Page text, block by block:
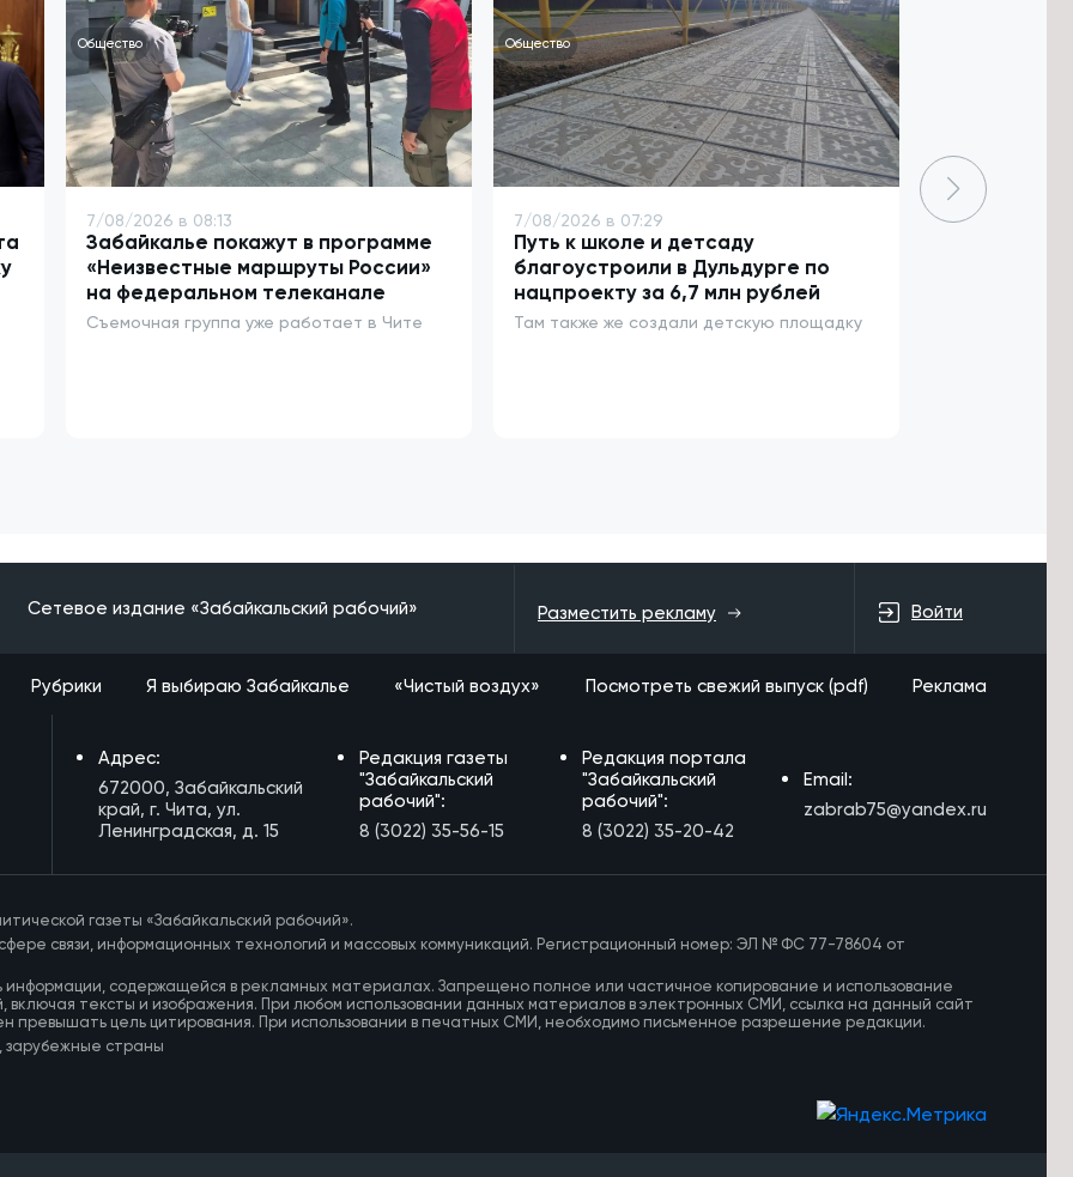
Общество
7/08/2026 в 08:13
Забайкалье покажут в программе
«Неизвестные маршруты России»
на федеральном телеканале
Съемочная группа уже работает в Чите
Общество
7/08/2026 в 07:29
Путь к школе и детсаду
благоустроили в Дульдурге по
нацпроекту за 6,7 млн рублей
Там также же создали детскую площадку
7/08/2026 в
Сетевое издание «Забайкальский рабочий» Разместить рекламу Войти
Рубрики Я выбираю Забайкалье «Чистый воздух» Посмотреть свежий выпуск (pdf) Реклама
Адрес:
672000, Забайкальский
край, г. Чита, ул.
Ленинградская, д. 15
Редакция газеты
"Забайкальский
рабочий":
8 (3022) 35-56-15
Редакция портала
"Забайкальский
рабочий":
8 (3022) 35-20-42
Email:
zabrab75@yandex.ru
газеты «Забайкальский рабочий».
связи, информационных технологий и массовых коммуникаций. Регистрационный номер: ЭЛ № ФС 77-78604 от
информации, содержащейся в рекламных материалах. Запрещено полное или частичное копирование и использование
тексты и изображения. При любом использовании данных материалов в электронных СМИ, ссылка на данный сайт
превышать цель цитирования. При использовании в печатных СМИ, необходимо письменное разрешение редакции.
зарубежные страны